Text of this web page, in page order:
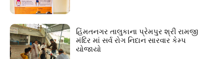
હિંમતનગર તાલુકાના પ્રેમપુર શ્રી રામજી
મંદિર માં સર્વ રોગ નિદાન સારવાર કેમ્પ
યોજાયો